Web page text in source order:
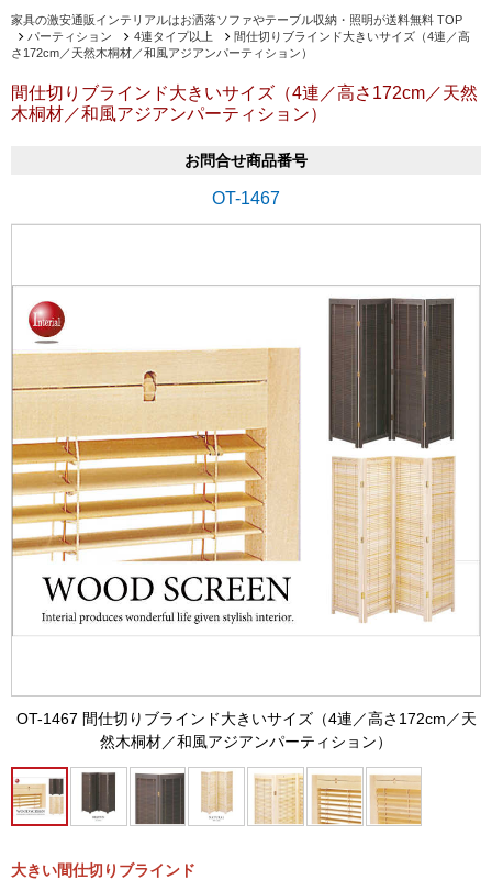
家具の激安通販インテリアルはお洒落ソファやテーブル収納・照明が送料無料 TOP
パーティション
4連タイプ以上
間仕切りブラインド大きいサイズ（4連／高
さ172cm／天然木桐材／和風アジアンパーティション）
間仕切りブラインド大きいサイズ（4連／高さ172cm／天然
木桐材／和風アジアンパーティション）
お問合せ商品番号
OT-1467
OT-1467 間仕切りブラインド大きいサイズ（4連／高さ172cm／天
然木桐材／和風アジアンパーティション）
大きい間仕切りブラインド